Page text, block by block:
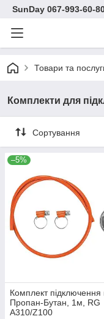
SunDay 067-993-60-
Товари та
Комплекти для
Сортування
–5%
Комплект підключення
Пропан-Бутан, 1м, RG
A310/Z100